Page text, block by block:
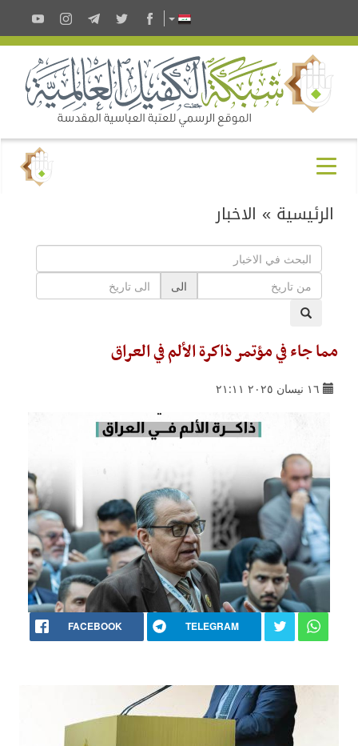
الرئيسية » الاخبار
الى
مما جاء في مؤتمر ذاكرة الألم في العراق
١٦ نيسان ٢٠٢٥ ٢١:١١
FACEBOOK TELEGRAM